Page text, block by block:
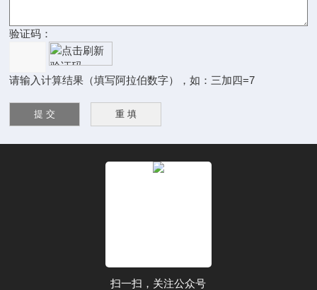
验证码：
请输入计算结果（填写阿拉伯数字），如：三加四=7
扫一扫，关注公众号